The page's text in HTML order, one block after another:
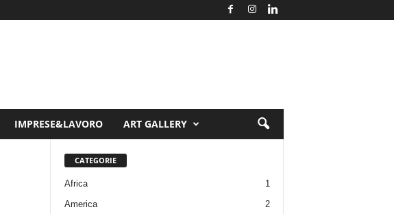
IMPRESE&LAVORO ART GALLERY
CATEGORIE
Africa
1
America
2